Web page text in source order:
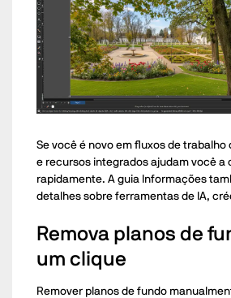
Se você é novo em fluxos de trabalho
e recursos integrados ajudam você a
rapidamente. A guia Informações
detalhes sobre ferramentas de IA,
Remova planos de
um clique
Remover planos de fundo